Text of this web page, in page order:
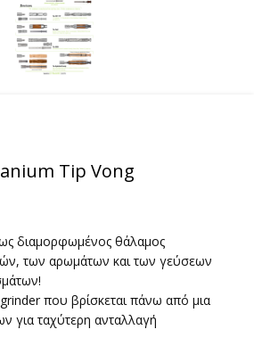
Tip Vong
διαμορφωμένος θάλαμος
των αρωμάτων και των γεύσεων
που βρίσκεται πάνω από μια
για ταχύτερη ανταλλαγή